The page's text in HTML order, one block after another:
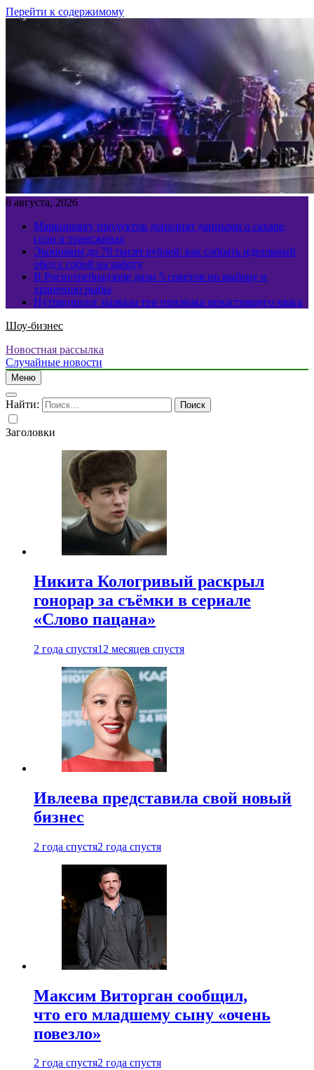
Перейти к содержимому
8 августа, 2026
Маркировку продуктов дополнят данными о сахаре,
соли и трансжирах
Экономим до 70 тысяч рублей: как собрать идеальный
обед с собой на работу
В Роспотребнадзоре дали 5 советов по выбору и
хранению рыбы
Нутрициолог назвала три признака ненастоящего кваса
Шоу-бизнес
Новостная рассылка
Случайные новости
Меню
Найти:
Заголовки
Никита Кологривый раскрыл
гонорар за съёмки в сериале
«Слово пацана»
2 года спустя12 месяцев спустя
Ивлеева представила свой новый
бизнес
2 года спустя2 года спустя
Максим Виторган сообщил,
что его младшему сыну «очень
повезло»
2 года спустя2 года спустя